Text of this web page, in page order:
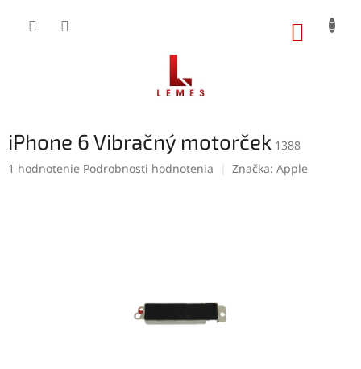
iPhone 6 Vibračný motorček 1388
Priemerné
1 hodnotenie Podrobnosti hodnotenia Značka: Apple